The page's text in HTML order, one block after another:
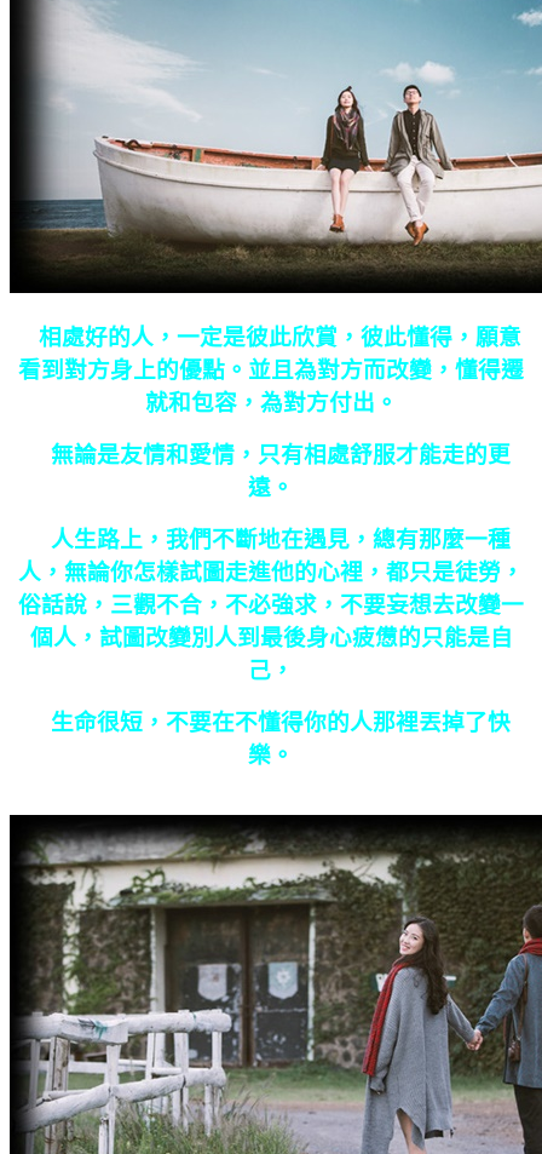
相處好的人，一定是彼此欣賞，彼此懂得，願意
看到對方身上的優點。並且為對方而改變，懂得遷
就和包容，為對方付出。
無論是友情和愛情，只有相處舒服才能走的更
遠。
人生路上，我們不斷地在遇見，總有那麼一種
人，無論你怎樣試圖走進他的心裡，都只是徒勞，
俗話說，三觀不合，不必強求，不要妄想去改變一
個人，試圖改變別人到最後身心疲憊的只能是自
己，
生命很短，不要在不懂得你的人那裡丟掉了快
樂。